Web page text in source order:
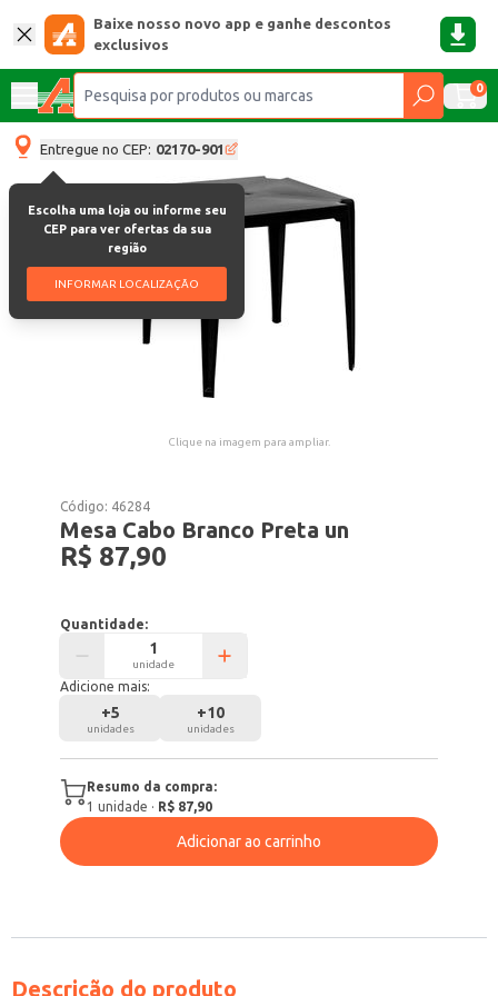
Baixe nosso novo app e ganhe descontos
exclusivos
0
Entregue no CEP: 02170-901
Escolha uma loja ou informe seu
CEP para ver ofertas da sua
região
INFORMAR LOCALIZAÇÃO
Clique na imagem para ampliar.
Código: 46284
Mesa Cabo Branco Preta un
R$ 87,90
Quantidade:
unidade
Adicione mais:
+5
unidades
+10
unidades
Resumo da compra:
1 unidade · R$ 87,90
Adicionar ao carrinho
Descrição do produto